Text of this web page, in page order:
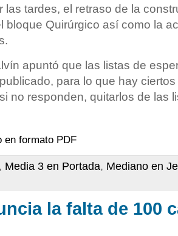
las tardes, el retraso de la
bloque Quirúrgico así como la
apuntó que las listas de
para lo que hay ciertos
no responden, quitarlos de las
en formato PDF
, Media 3 en Portada, Mediano en
la falta de 100